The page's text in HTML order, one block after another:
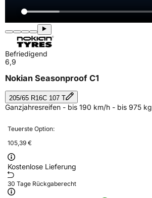
Befriedigend
6,9
Nokian Seasonproof C1
205/65 R16C 107 T
Ganzjahresreifen - bis 190 km/h - bis 975 kg
Teuerste Option:
105,39 €
Kostenlose Lieferung
30 Tage Rückgaberecht